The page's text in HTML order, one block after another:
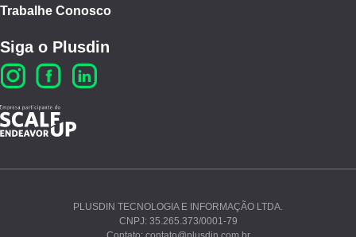
Ao continuar navegando, você concorda com nossos
Trabalhe Conosco
Siga o Plusdin
PLUSDIN TECNOLOGIA E INFORMAÇÃO LTDA.
CNPJ: 35.265.373/0001-79